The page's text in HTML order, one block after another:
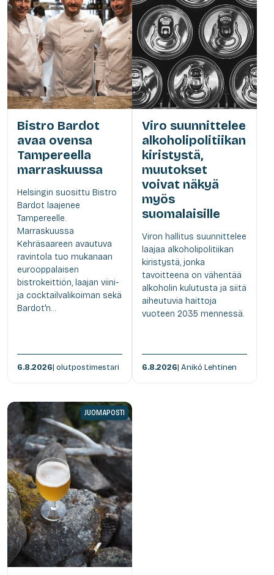
Bistro Bardot
avaa ovensa
Tampereella
marraskuussa
Helsingin suosittu Bistro
Bardot laajenee
Tampereelle.
Marraskuussa
Kehräsaareen avautuva
ravintola tuo mukanaan
eurooppalaisen
bistrokeittiön, laajan viini-
ja cocktailvalikoiman sekä
Bardot'n...
6.8.2026| olutpostimestari
Viro suunnittelee
alkoholipolitiikan
kiristystä,
muutokset
voivat näkyä
myös
suomalaisille
Viron hallitus suunnittelee
laajaa alkoholipolitiikan
kiristystä, jonka
tavoitteena on vähentää
alkoholin kulutusta ja siitä
aiheutuvia haittoja
vuoteen 2035 mennessä.
6.8.2026| Anikó Lehtinen
JUOMAPOSTI